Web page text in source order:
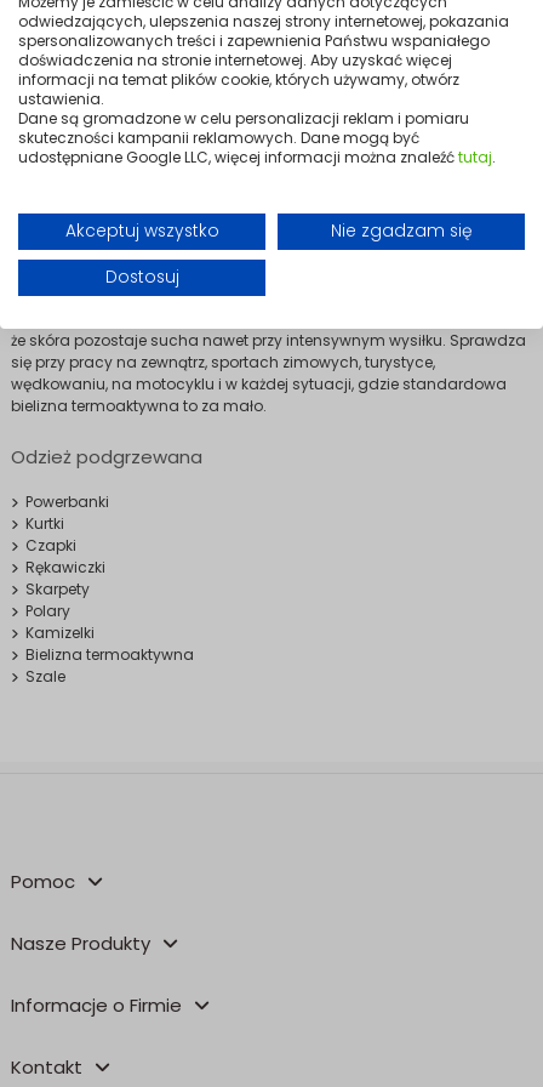
odwiedzających, ulepszenia naszej strony internetowej, pokazania
spersonalizowanych treści i zapewnienia Państwu wspaniałego
doświadczenia na stronie internetowej. Aby uzyskać więcej
informacji na temat plików cookie, których używamy, otwórz
ustawienia.
Dane są gromadzone w celu personalizacji reklam i pomiaru
skuteczności kampanii reklamowych. Dane mogą być
udostępniane Google LLC, więcej informacji można znaleźćtutaj.
Akceptuj wszystko
Nie zgadzam się
Dostosuj
Dodaj do
koszyka
Dodaj do
koszyka
Bielizna termoaktywna to fundament systemu warstw w chłodne dni -
leży bezpośrednio na skórze, odprowadza wilgoć i utrzymuje ciepło
przy ciele. Bielizna grzewcza Mission Air idzie o krok dalej - oprócz
właściwości termoaktywnych posiada wbudowane panele grzewcze,
kompaktowego powerbanku USB zapewnia kilka godzin pracy na
jednym ładowaniu. Kilka poziomów grzania pozwala dopasować
intensywność ciepła do aktywności i warunków pogodowych - mniej
na biegówkach, więcej podczas stania na przystanku w mróz.
Elastyczne, przylegające materiały nie krępują ruchów i nie dodają
że skóra pozostaje sucha nawet przy intensywnym wysiłku. Sprawdza
się przy pracy na zewnątrz, sportach zimowych, turystyce,
wędkowaniu, na motocyklu i w każdej sytuacji, gdzie standardowa
bielizna termoaktywna to za mało.
Odzież podgrzewana
Powerbanki
Kurtki
Czapki
Rękawiczki
Skarpety
Polary
Kamizelki
Bielizna termoaktywna
Szale
Pomoc
Nasze Produkty
Informacje o Firmie
Kontakt